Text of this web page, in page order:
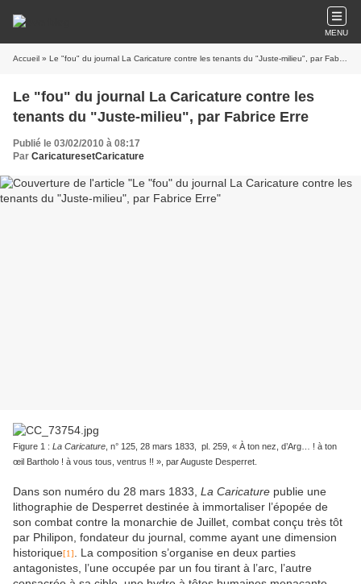
MENU
Accueil » Le "fou" du journal La Caricature contre les tenants du "Juste-milieu", par Fabrice Erre
Le "fou" du journal La Caricature contre les
tenants du "Juste-milieu", par Fabrice Erre
Publié le 03/02/2010 à 08:17
Par CaricaturesetCaricature
Figure 1 : La Caricature , n° 125, 28 mars 1833, pl. 259, « À ton nez, d’Arg… ! à ton
œil Bartholo ! à vous tous, ventrus !! », par Auguste Desperret.
Dans son numéro du 28 mars 1833, La Caricature publie une
lithographie de Desperret destinée à immortaliser l’épopée de
son combat contre la monarchie de Juillet, combat conçu très tôt
par Philipon, fondateur du journal, comme ayant une dimension
historique[1]
. La composition s’organise en deux parties
antagonistes, l’une occupée par un fou tirant à l’arc, l’autre